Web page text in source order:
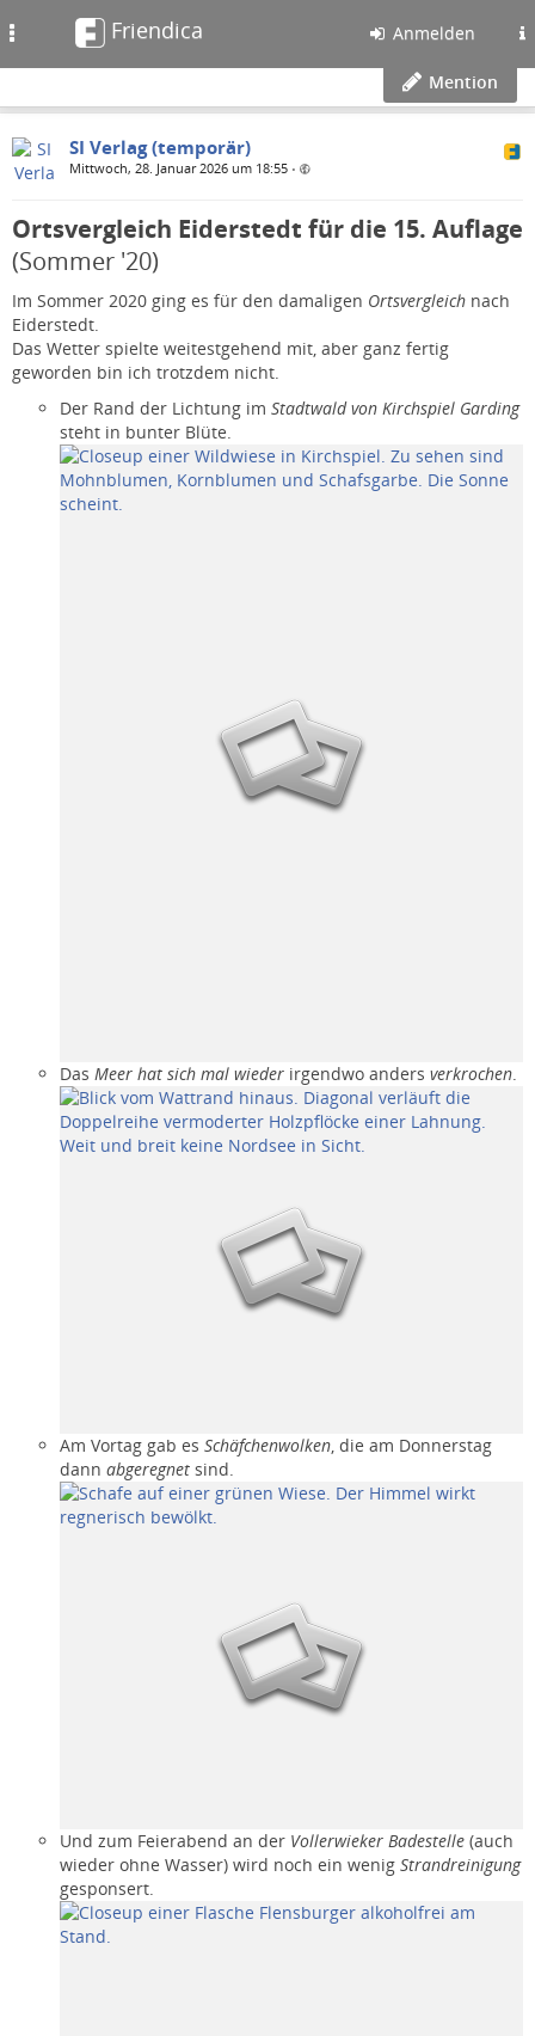
Friendica Anmelden
Mention
SI Verlag (temporär)
Mittwoch, 28. Januar 2026 um 18:55 •
Ortsvergleich Eiderstedt für die 15. Auflage
(Sommer '20)
Im Sommer 2020 ging es für den damaligen Ortsvergleich nach
Eiderstedt.
Das Wetter spielte weitestgehend mit, aber ganz fertig
geworden bin ich trotzdem nicht.
Der Rand der Lichtung im Stadtwald von Kirchspiel Garding
steht in bunter Blüte.
Das Meer hat sich mal wieder irgendwo anders verkrochen.
Am Vortag gab es Schäfchenwolken, die am Donnerstag
dann abgeregnet sind.
Und zum Feierabend an der Vollerwieker Badestelle (auch
wieder ohne Wasser) wird noch ein wenig Strandreinigung
gesponsert.